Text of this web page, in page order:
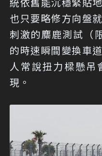
也只要略修方向盤
刺激的麋鹿測試（
的時速瞬間變換車
人常說扭力樑懸吊
現。